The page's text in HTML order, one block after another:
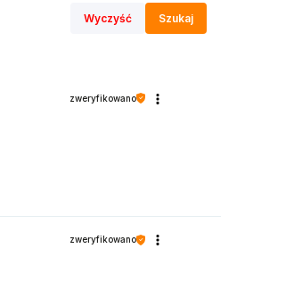
Wyczyść Szukaj
zweryfikowano
zweryfikowano